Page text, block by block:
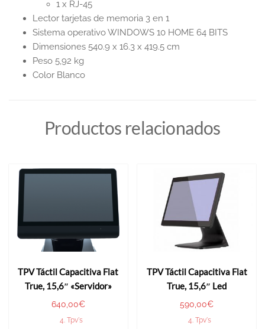
1 x RJ-45
Lector tarjetas de memoria 3 en 1
Sistema operativo WINDOWS 10 HOME 64 BITS
Dimensiones 540.9 x 16.3 x 419.5 cm
Peso 5,92 kg
Color Blanco
Productos relacionados
TPV Táctil Capacitiva Flat
True, 15,6″ «Servidor»
640,00€
4. Tpv's
TPV Táctil Capacitiva Flat
True, 15,6″ Led
590,00€
4. Tpv's